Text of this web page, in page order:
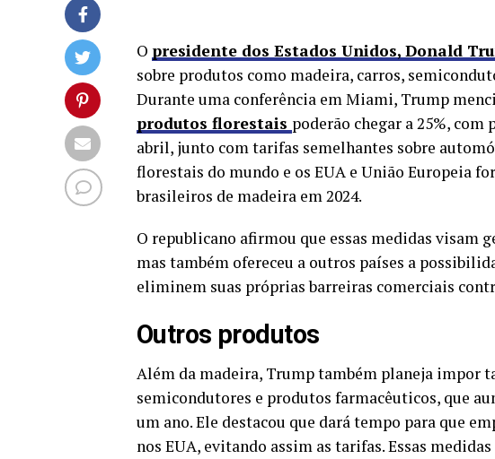
O presidente dos Estados Unidos, Donald
sobre produtos como madeira, carros,
Durante uma conferência em Miami, Trump
produtos florestais poderão chegar a 25%,
abril, junto com tarifas semelhantes sobre
florestais do mundo e os EUA e União Europeia
brasileiros de madeira em 2024.
O republicano afirmou que essas medidas visam
mas também ofereceu a outros países a
eliminem suas próprias barreiras comerciais
Outros produtos
Além da madeira, Trump também planeja impor
semicondutores e produtos farmacêuticos, que
um ano. Ele destacou que dará tempo para que
nos EUA, evitando assim as tarifas. Essas